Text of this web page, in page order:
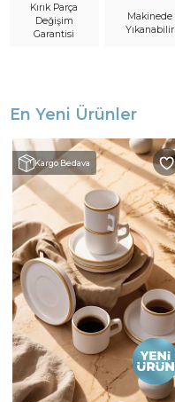
Kırık Parça
Değişim
Garantisi
Makinede
Yıkanabilir
En Yeni Ürünler
Kargo Bedava